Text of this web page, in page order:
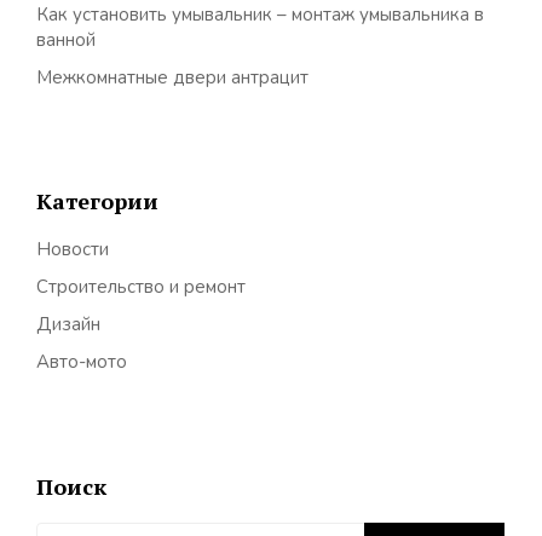
Как установить умывальник – монтаж умывальника в
ванной
Межкомнатные двери антрацит
Категории
Новости
Строительство и ремонт
Дизайн
Авто-мото
Поиск